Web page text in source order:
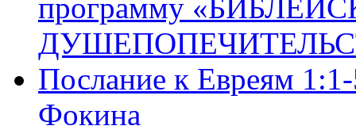
программу
Послание к Евреям
Фокина